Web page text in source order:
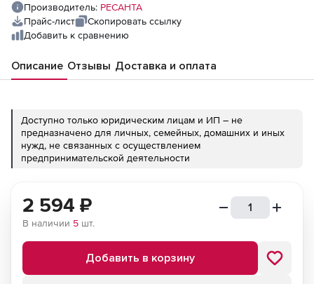
Производитель: РЕСАНТА
Прайс-лист
Скопировать ссылку
Добавить к сравнению
Описание Отзывы Доставка и оплата
Доступно только юридическим лицам и ИП – не
предназначено для личных, семейных, домашних и иных
нужд, не связанных с осуществлением
предпринимательской деятельности
2 594 ₽
В наличии 5 шт.
Добавить в корзину